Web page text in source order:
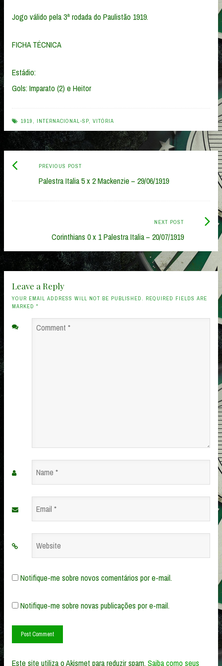
Jogo válido pela 3ª rodada do Paulistão 1919.
FICHA TÉCNICA
Estádio:
Gols: Imparato (2) e Heitor
1919 INTERNACIONAL-SP VITÓRIA
Post
navigation
PREVIOUS POSTPrevious
post:
Palestra Italia 5 x 2 Mackenzie – 29/06/1919
NEXT POST
Corinthians 0 x 1 Palestra Italia – 20/07/1919
Next
Leave a Reply
YOUR EMAIL ADDRESS WILL NOT BE PUBLISHED. REQUIRED FIELDS ARE
MARKED *
Comment
Name
Email
Website
Notifique-me sobre novos comentários por e-mail.
Notifique-me sobre novas publicações por e-mail.
Este site utiliza o Akismet para reduzir spam.Saiba como seus